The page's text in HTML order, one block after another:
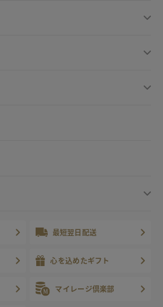
最短翌日配送
心を込めたギフト
マイレージ倶楽部